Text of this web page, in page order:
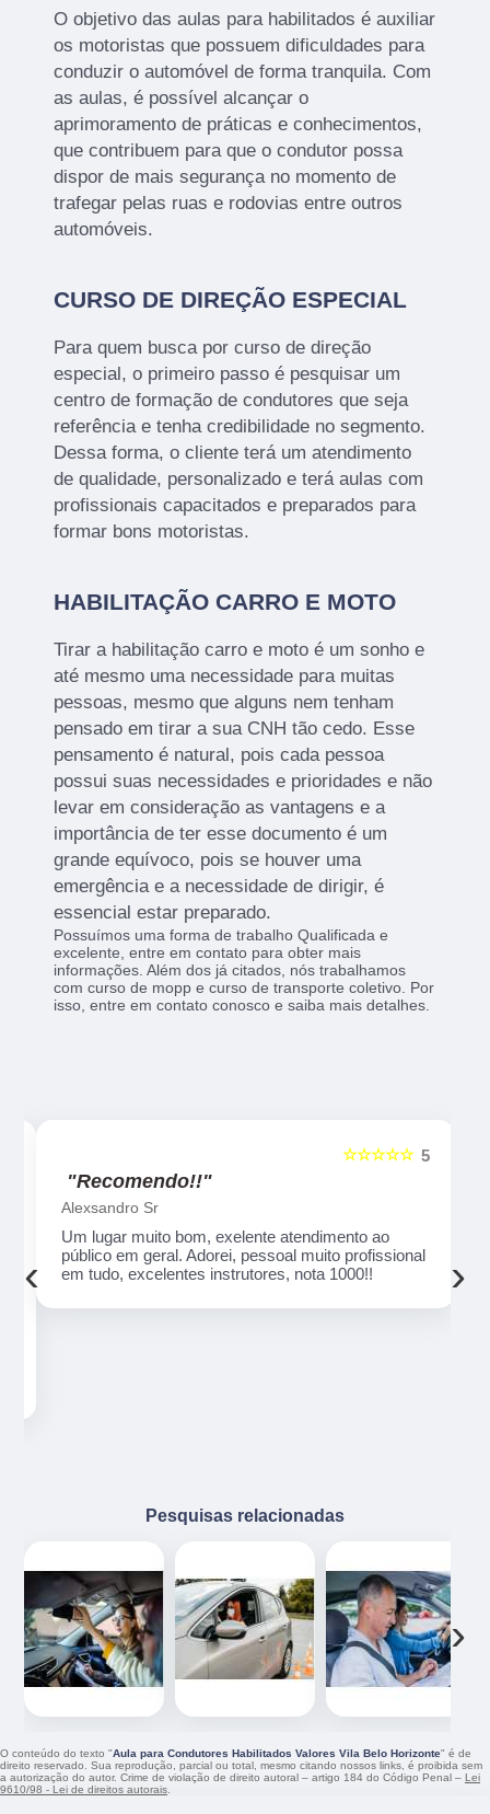
O objetivo das aulas para habilitados é auxiliar
os motoristas que possuem dificuldades para
conduzir o automóvel de forma tranquila. Com
as aulas, é possível alcançar o
aprimoramento de práticas e conhecimentos,
que contribuem para que o condutor possa
dispor de mais segurança no momento de
trafegar pelas ruas e rodovias entre outros
automóveis.
CURSO DE DIREÇÃO ESPECIAL
Para quem busca por curso de direção
especial, o primeiro passo é pesquisar um
centro de formação de condutores que seja
referência e tenha credibilidade no segmento.
Dessa forma, o cliente terá um atendimento
de qualidade, personalizado e terá aulas com
profissionais capacitados e preparados para
formar bons motoristas.
HABILITAÇÃO CARRO E MOTO
Tirar a habilitação carro e moto é um sonho e
até mesmo uma necessidade para muitas
pessoas, mesmo que alguns nem tenham
pensado em tirar a sua CNH tão cedo. Esse
pensamento é natural, pois cada pessoa
possui suas necessidades e prioridades e não
levar em consideração as vantagens e a
importância de ter esse documento é um
grande equívoco, pois se houver uma
emergência e a necessidade de dirigir, é
essencial estar preparado.
Possuímos uma forma de trabalho Qualificada e
excelente, entre em contato para obter mais
informações. Além dos já citados, nós trabalhamos
com curso de mopp e curso de transporte coletivo. Por
isso, entre em contato conosco e saiba mais detalhes.
5
☆☆☆☆☆
"Recomendo!!"
Alexsandro Sr
Um lugar muito bom, exelente atendimento ao
público em geral. Adorei, pessoal muito profissional
em tudo, excelentes instrutores, nota 1000!!
‹ ›
Pesquisas relacionadas
‹ ›
O conteúdo do texto "Aula para Condutores Habilitados Valores Vila Belo Horizonte" é de
direito reservado. Sua reprodução, parcial ou total, mesmo citando nossos links, é proibida sem
a autorização do autor. Crime de violação de direito autoral – artigo 184 do Código Penal – Lei
9610/98 - Lei de direitos autorais